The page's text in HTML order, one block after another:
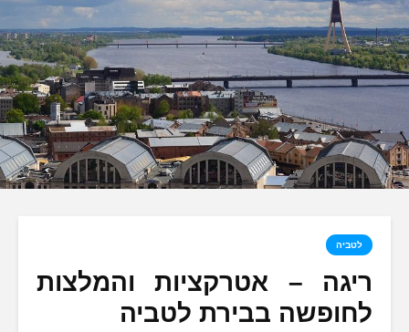
לטביה
ריגה – אטרקציות והמלצות
לחופשה בבירת לטביה